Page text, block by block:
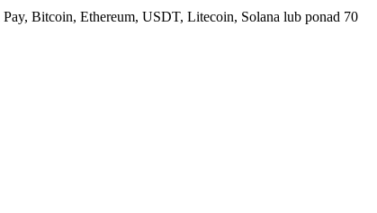
Bitcoin, Ethereum, USDT, Litecoin, Solana lub ponad 70